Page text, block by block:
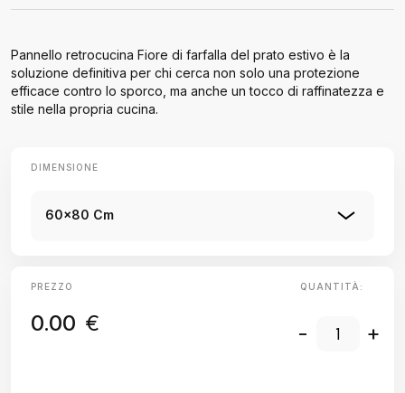
Pannello retrocucina Fiore di farfalla del prato estivo è la
soluzione definitiva per chi cerca non solo una protezione
efficace contro lo sporco, ma anche un tocco di raffinatezza e
stile nella propria cucina.
DIMENSIONE
60x80 Cm
PREZZO
0.00 €
QUANTITÀ:
- +